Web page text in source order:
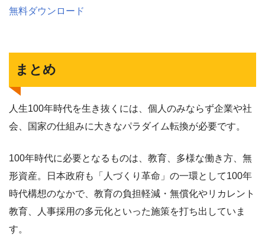
無料ダウンロード
まとめ
人生100年時代を生き抜くには、個人のみならず企業や社
会、国家の仕組みに大きなパラダイム転換が必要です。
100年時代に必要となるものは、教育、多様な働き方、無
形資産。日本政府も「人づくり革命」の一環として100年
時代構想のなかで、教育の負担軽減・無償化やリカレント
教育、人事採用の多元化といった施策を打ち出していま
す。